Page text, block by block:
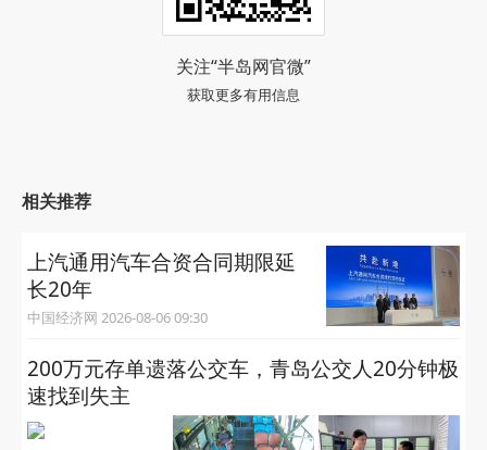
关注“半岛网官微”
获取更多有用信息
相关推荐
上汽通用汽车合资合同期限延
长20年
中国经济网 2026-08-06 09:30
200万元存单遗落公交车，青岛公交人20分钟极
速找到失主